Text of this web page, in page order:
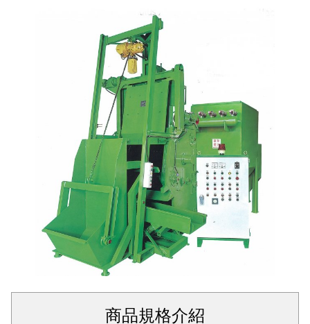
商品規格介紹